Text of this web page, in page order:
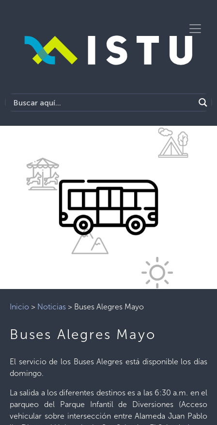
Inicio > Noticias > Buses Alegres Mayo
Buses Alegres Mayo
El servicio de los Buses Alegres está disponible los días
domingo.
La salida a los diferentes destinos es a las 6:30 a.m. en el
parqueo del Parque Infantil de Diversiones (Acceso
vehicular sobre intersección entre Alameda Juan Pablo